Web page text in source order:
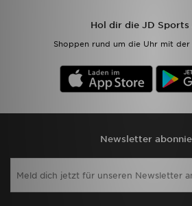
Hol dir die JD Sports
Shoppen rund um die Uhr mit
Newsletter
Hilfe & Kontakt
Trending Styles